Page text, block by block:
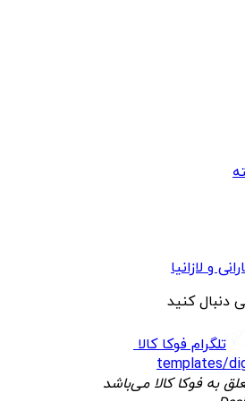
و لازانیا
دنبال کنید
تلگرام فوکا کالا
templates/
به فوکا کالا می‌باشد